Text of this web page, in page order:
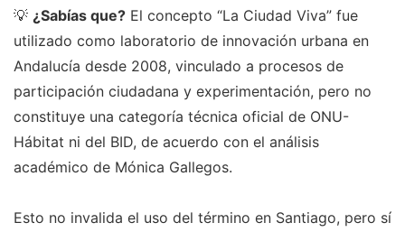
💡 ¿Sabías que? El concepto “La Ciudad Viva” fue
utilizado como laboratorio de innovación urbana en
Andalucía desde 2008, vinculado a procesos de
participación ciudadana y experimentación, pero no
constituye una categoría técnica oficial de ONU-
Hábitat ni del BID, de acuerdo con el análisis
académico de Mónica Gallegos.
Esto no invalida el uso del término en Santiago, pero sí